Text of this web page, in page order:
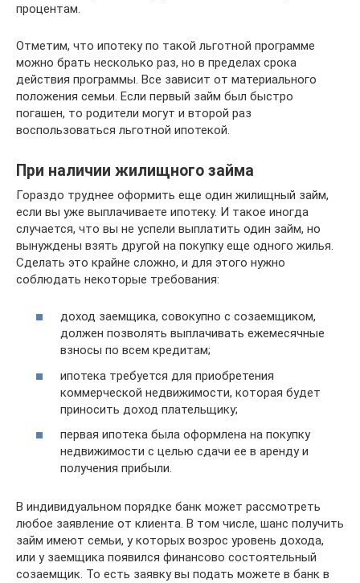
процентам.
Отметим, что ипотеку по такой льготной программе
можно брать несколько раз, но в пределах срока
действия программы. Все зависит от материального
положения семьи. Если первый займ был быстро
погашен, то родители могут и второй раз
воспользоваться льготной ипотекой.
При наличии жилищного займа
Гораздо труднее оформить еще один жилищный займ,
если вы уже выплачиваете ипотеку. И такое иногда
случается, что вы не успели выплатить один займ, но
вынуждены взять другой на покупку еще одного жилья.
Сделать это крайне сложно, и для этого нужно
соблюдать некоторые требования:
доход заемщика, совокупно с созаемщиком,
должен позволять выплачивать ежемесячные
взносы по всем кредитам;
ипотека требуется для приобретения
коммерческой недвижимости, которая будет
приносить доход плательщику;
первая ипотека была оформлена на покупку
недвижимости с целью сдачи ее в аренду и
получения прибыли.
В индивидуальном порядке банк может рассмотреть
любое заявление от клиента. В том числе, шанс получить
займ имеют семьи, у которых возрос уровень дохода,
или у заемщика появился финансово состоятельный
созаемщик. То есть заявку вы подать можете в банк в